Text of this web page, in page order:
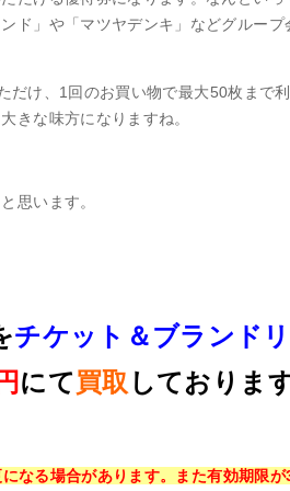
ド」や「マツヤデンキ」などグループ
だけ、1回のお買い物で最大50枚まで
きな味方になりますね。
思います。
チケット＆ブランド
にて買取 しておりま
なる場合があります。また有効期限が